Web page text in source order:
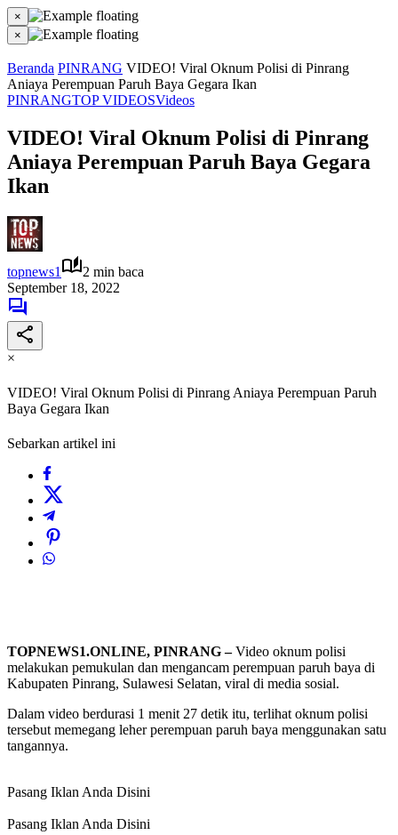
×
×
Beranda PINRANG VIDEO! Viral Oknum Polisi di Pinrang
Aniaya Perempuan Paruh Baya Gegara Ikan
PINRANGTOP VIDEOSVideos
VIDEO! Viral Oknum Polisi di Pinrang
Aniaya Perempuan Paruh Baya Gegara
Ikan
topnews1
2 min baca
September 18, 2022
×
VIDEO! Viral Oknum Polisi di Pinrang Aniaya Perempuan Paruh
Baya Gegara Ikan
Sebarkan artikel ini
TOPNEWS1.ONLINE, PINRANG –Video oknum polisi
melakukan pemukulan dan mengancam perempuan paruh baya di
Kabupaten Pinrang, Sulawesi Selatan, viral di media sosial.
Dalam video berdurasi 1 menit 27 detik itu, terlihat oknum polisi
tersebut memegang leher perempuan paruh baya menggunakan satu
tangannya.
Pasang Iklan Anda Disini
Pasang Iklan Anda Disini